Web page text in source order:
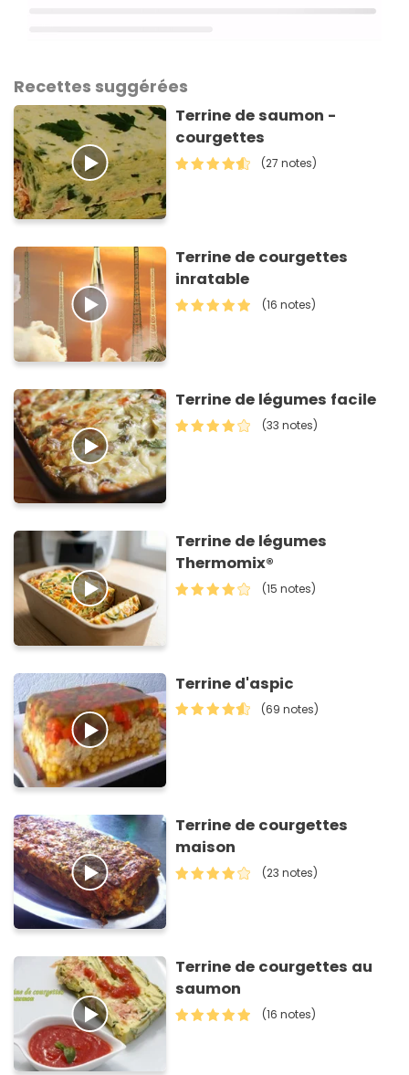
Recettes suggérées
Terrine de saumon -
courgettes
(27 notes)
Terrine de courgettes
inratable
(16 notes)
Terrine de légumes facile
(33 notes)
Terrine de légumes
Thermomix®
(15 notes)
Terrine d'aspic
(69 notes)
Terrine de courgettes
maison
(23 notes)
Terrine de courgettes au
saumon
(16 notes)